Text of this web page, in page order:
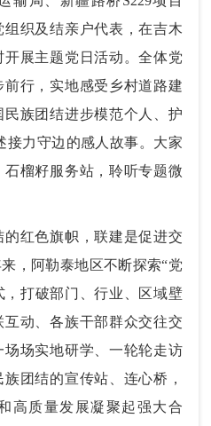
织及结亲户代表，在吉木
展主题党日活动。全体党
行，实地感受乡村道路建
族团结进步模范个人、护
接力守边的感人故事。大家
榴籽服务站，聆听专题微
红色旗帜，联建是促进交
，阿勒泰地区不断探索“党
打破部门、行业、区域壁
动、各族干部群众交往交
场实地研学、一轮轮走访
团结的宣传站、连心桥，
高质量发展凝聚起强大合